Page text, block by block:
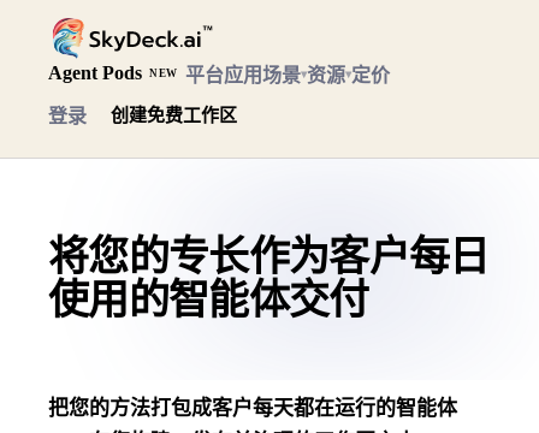
Agent Pods NEW 平台应用场景▾资源▾定价
登录
创建免费工作区
将您的专长作为客户每日
使用的智能体交付
把您的方法打包成客户每天都在运行的智能体